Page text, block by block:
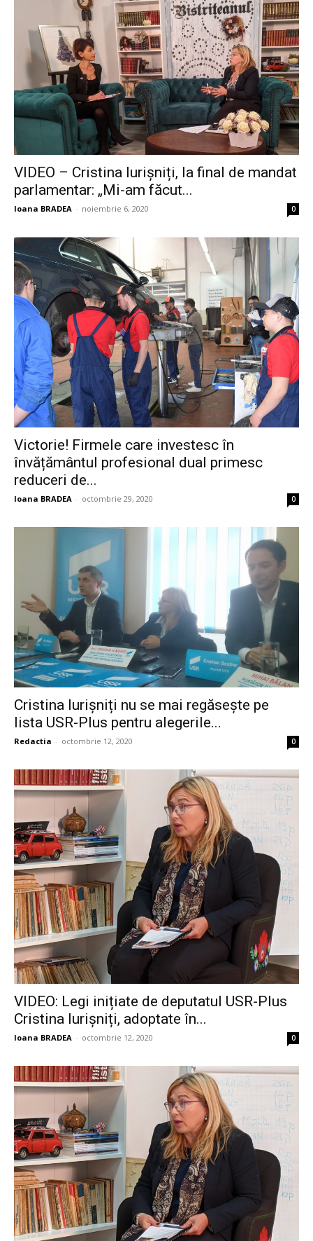
VIDEO – Cristina Iurișniți, la final de mandat
parlamentar: „Mi-am făcut...
Ioana BRADEA - noiembrie 6, 2020 0
Victorie! Firmele care investesc în
învățământul profesional dual primesc
reduceri de...
Ioana BRADEA - octombrie 29, 2020 0
Cristina Iurișniți nu se mai regăsește pe
lista USR-Plus pentru alegerile...
Redactia - octombrie 12, 2020 0
VIDEO: Legi inițiate de deputatul USR-Plus
Cristina Iurișniți, adoptate în...
Ioana BRADEA - octombrie 12, 2020 0